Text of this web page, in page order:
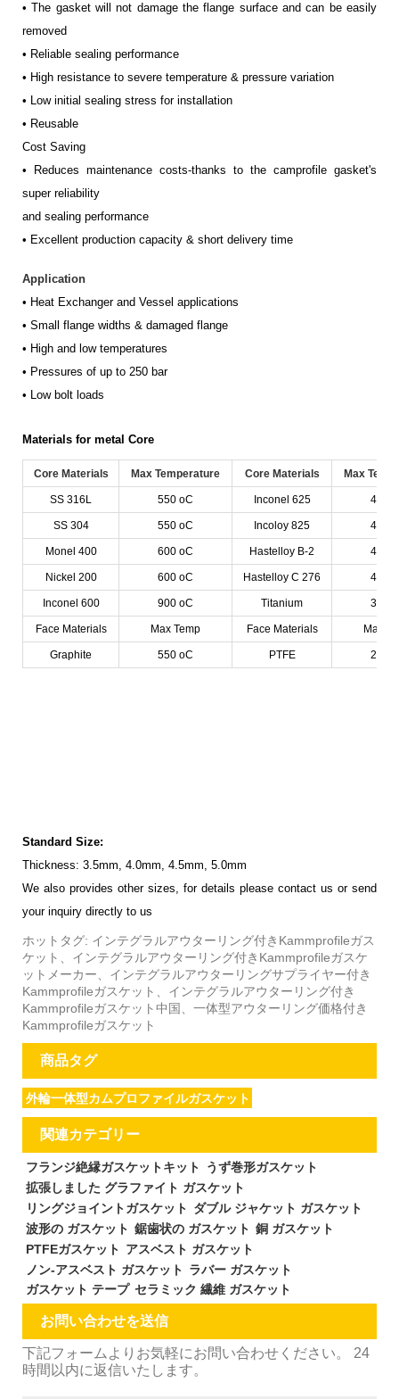
• The gasket will not damage the flange surface and can be easily
removed
• Reliable sealing performance
• High resistance to severe temperature & pressure variation
• Low initial sealing stress for installation
• Reusable
Cost Saving
•
Reduces maintenance costs-thanks to the camprofile gasket's
super reliability
and sealing performance
• Excellent production capacity & short delivery time
Application
• Heat Exchanger and Vessel applications
• Small flange widths & damaged flange
• High and low temperatures
• Pressures of up to 250 bar
• Low bolt loads
Materials for metal Core
Core Materials Max Temperature Core Materials Max
SS 316L 550 oC Inconel 625 450
SS 304 550 oC Incoloy 825 450
Monel 400 600 oC Hastelloy B-2 450
Nickel 200 600 oC Hastelloy C 276 450
Inconel 600 900 oC Titanium 350
Face Materials Max Temp Face Materials Max
Graphite 550 oC PTFE 260
Standard Size:
Thickness: 3.5mm, 4.0mm, 4.5mm, 5.0mm
We also provides other sizes, for details please contact us or send
your inquiry directly to us
ホットタグ: インテグラルアウターリング付きKammprofileガス
ケット、インテグラルアウターリング付きKammprofileガスケ
ットメーカー、インテグラルアウターリングサプライヤー付き
Kammprofileガスケット、インテグラルアウターリング付き
Kammprofileガスケット中国、一体型アウターリング価格付き
Kammprofileガスケット
商品タグ
外輪一体型カムプロファイルガスケット
関連カテゴリー
フランジ絶縁ガスケットキット
うず巻形ガスケット
拡張しました グラファイト ガスケット
リングジョイントガスケット ダブル ジャケット ガスケット
波形の ガスケット 鋸歯状の ガスケット 銅 ガスケット
PTFEガスケット アスベスト ガスケット
ノン-アスベスト ガスケット ラバー ガスケット
ガスケット テープ セラミック 繊維 ガスケット
お問い合わせを送信
下記フォームよりお気軽にお問い合わせください。 24
時間以内に返信いたします。